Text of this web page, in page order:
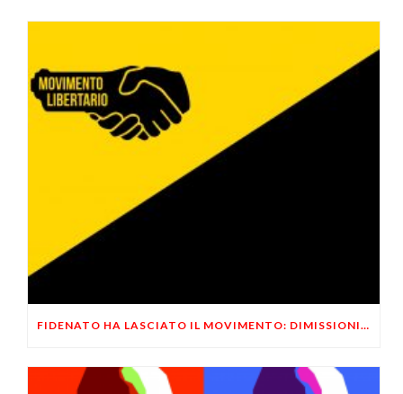
FIDENATO HA LASCIATO IL MOVIMENTO: DIMISSIONI ANNUNCIATE AD APRILE